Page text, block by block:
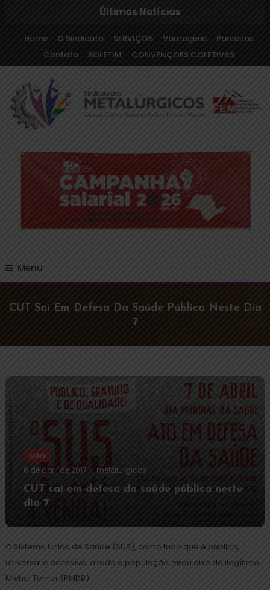
Últimas Notícias
Home O Sindicato SERVIÇOS Vantagens
Parceiros
Contato
BOLETIM CONVENÇÕES COLETIVAS
Sindicato dos
Metalúrgicos de Cajamar
e Região
Menu
CUT Sai Em Defesa Da Saúde Pública Neste Dia
7
Luta
6 de abril de 2017
metalurgicos
CUT sai em defesa da saúde pública neste
dia 7
O Sistema Único de Saúde (SUS), como tudo que é público,
universal e acessível a toda a população, virou alvo do ilegítimo
Michel Temer (PMDB).